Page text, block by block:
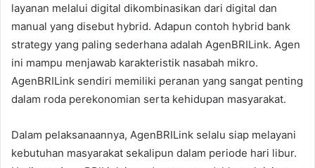
layanan melalui digital dikombinasikan dari digital dan
manual yang disebut hybrid. Adapun contoh hybrid bank
strategy yang paling sederhana adalah AgenBRILink. Agen
ini mampu menjawab karakteristik nasabah mikro.
AgenBRILink sendiri memiliki peranan yang sangat penting
dalam roda perekonomian serta kehidupan masyarakat.
Dalam pelaksanaannya, AgenBRILink selalu siap melayani
kebutuhan masyarakat sekalipun dalam periode hari libur.